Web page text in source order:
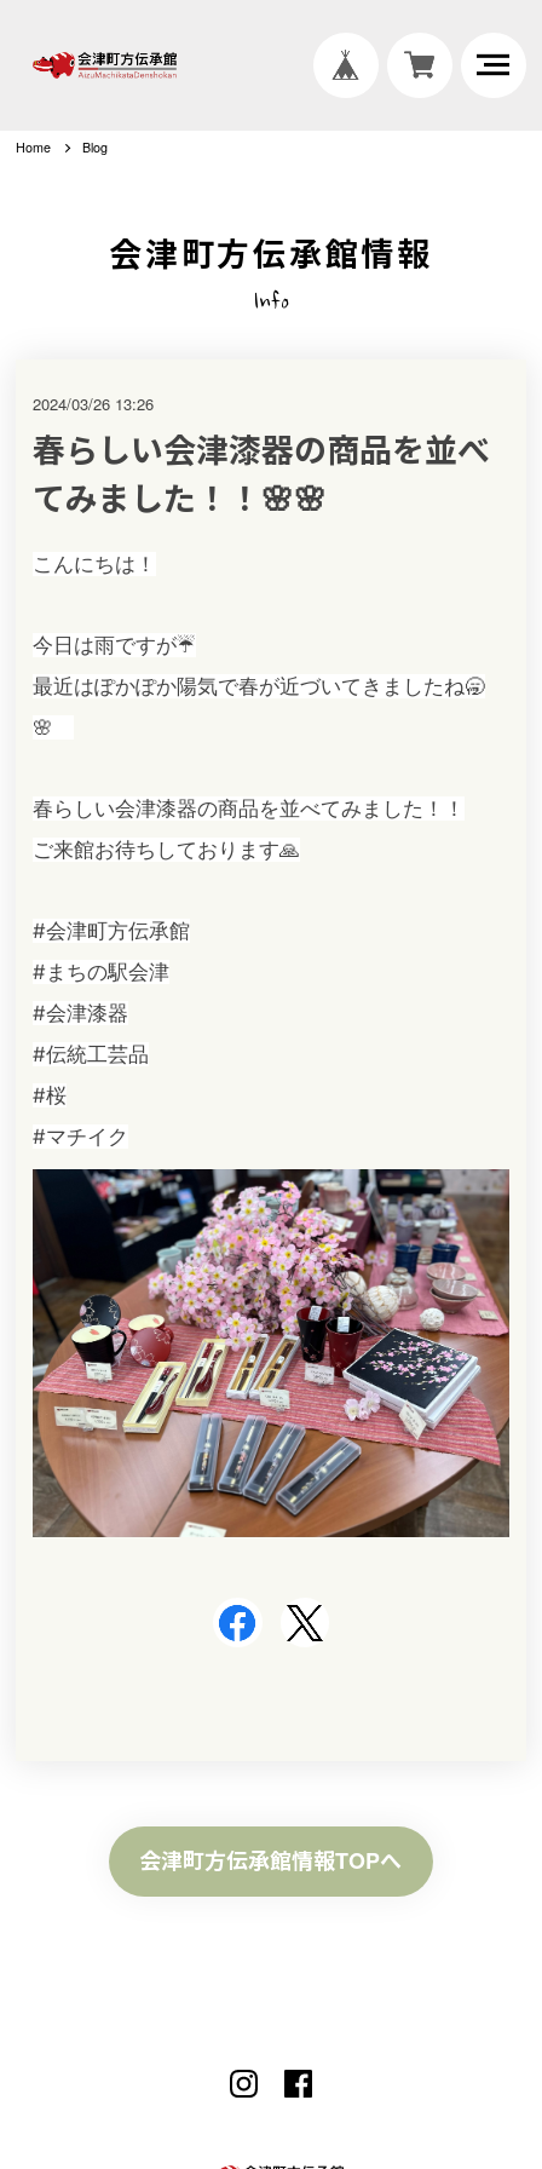
Home Blog
会津町方伝承館情報
Info
春らしい会津漆器の商品を並べ
てみました！！🌸🌸
2024/03/26 13:26
こんにちは！
今日は雨ですが☔
最近はぽかぽか陽気で春が近づいてきましたね🥱
🌸
春らしい会津漆器の商品を並べてみました！！
ご来館お待ちしております🙏
#会津町方伝承館
#まちの駅会津
#会津漆器
#伝統工芸品
#桜
#マチイク
会津町方伝承館情報TOPへ